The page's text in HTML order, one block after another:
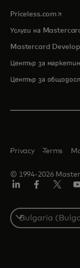
Priceless.com opens
Услуги на
Mastercard
Център за
Център за
© 1994-2026
Privacy Terms
Select
a
country